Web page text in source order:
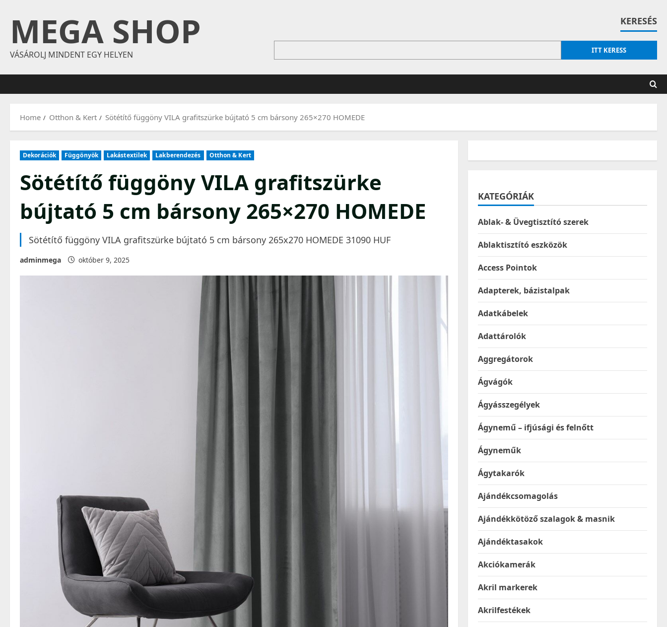
content
MEGA SHOP
VÁSÁROLJ MINDENT EGY HELYEN
KERESÉS
ITT KERESS
Home Otthon & Kert Sötétítő függöny VILA grafitszürke bújtató 5 cm bársony 265×270 HOMEDE
Dekorációk Függönyök Lakástextilek Lakberendezés Otthon & Kert
Sötétítő függöny VILA grafitszürke
bújtató 5 cm bársony 265×270 HOMEDE
Sötétítő függöny VILA grafitszürke bújtató 5 cm bársony 265x270 HOMEDE 31090 HUF
adminmega október 9, 2025
KATEGÓRIÁK
Ablak- & Üvegtisztító szerek
Ablaktisztító eszközök
Access Pointok
Adapterek, bázistalpak
Adatkábelek
Adattárolók
Aggregátorok
Ágvágók
Ágyásszegélyek
Ágynemű – ifjúsági és felnőtt
Ágyneműk
Ágytakarók
Ajándékcsomagolás
Ajándékkötöző szalagok & masnik
Ajándéktasakok
Akciókamerák
Akril markerek
Akrilfestékek